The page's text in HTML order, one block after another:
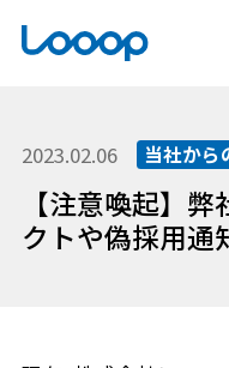
2023.02.06 当社から
【注意喚起】
クトや偽採用通